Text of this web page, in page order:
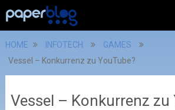
HOME INFOTECH
GAMES
Vessel – Konkurrenz zu YouTube?
Vessel – Konkurrenz zu